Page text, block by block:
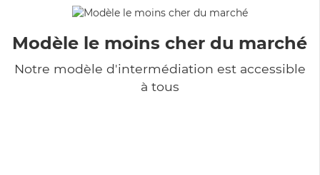
Modèle le moins cher du marché
Notre modèle d'intermédiation est accessible
à tous